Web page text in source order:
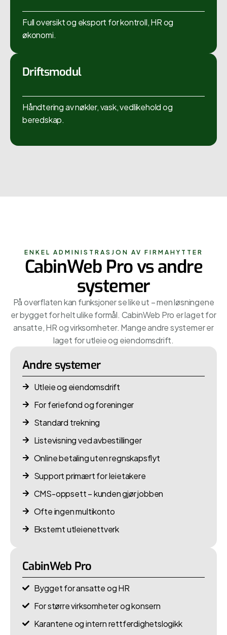
Full oversikt og eksport for kontroll, HR og
økonomi.
Driftsmodul
Håndtering av nøkler, vask, vedlikehold og
beredskap.
ENKEL ADMINISTRASJON AV FIRMAHYTTER
CabinWeb Pro vs andre
systemer
På overflaten kan funksjoner se like ut – men løsningene
er bygget for helt ulike formål. CabinWeb Pro er laget for
ansatte, HR og virksomheter. Mange andre systemer er
laget for utleie og eiendomsdrift.
Andre systemer
Utleie og eiendomsdrift
For feriefond og foreninger
Standard trekning
Listevisning ved avbestillinger
Online betaling uten regnskapsflyt
Support primært for leietakere
CMS-oppsett – kunden gjør jobben
Ofte ingen multikonto
Eksternt utleienettverk
CabinWeb Pro
Bygget for ansatte og HR
For større virksomheter og konsern
Karantene og intern rettferdighetslogikk